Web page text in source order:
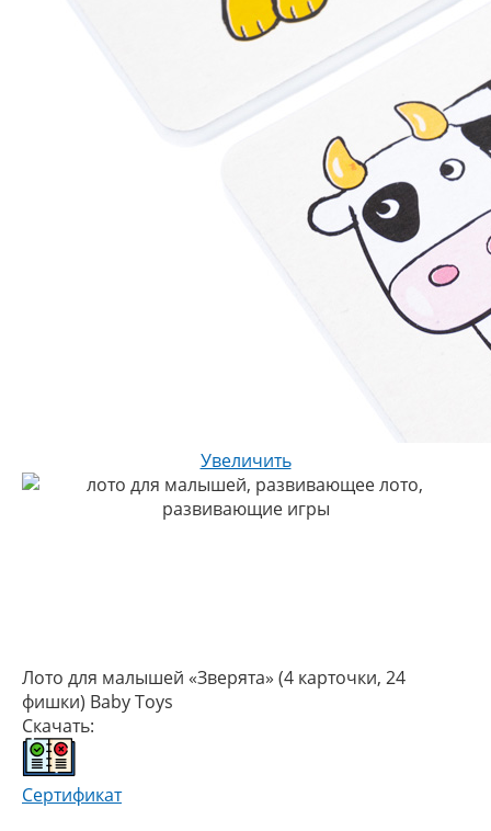
Увеличить
Лото для малышей «Зверята» (4 карточки, 24
фишки) Baby Toys
Скачать:
Сертификат